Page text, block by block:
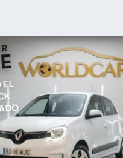
EL